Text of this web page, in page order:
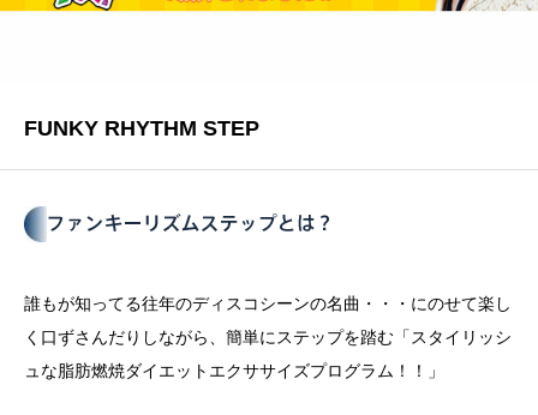
FUNKY RHYTHM STEP
誰もが知ってる往年のディスコシーンの名曲・・・にのせて楽し
く口ずさんだりしながら、簡単にステップを踏む「スタイリッシ
ュな脂肪燃焼ダイエットエクササイズプログラム！！ 」